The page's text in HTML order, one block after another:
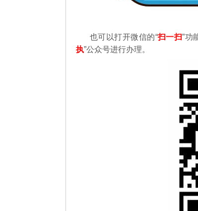
也可以打开微信的“扫一扫”功
执”公众号进行办理。